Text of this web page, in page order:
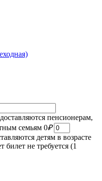
пенсионерам,
семьям 0₽
детям в возрасте
билет не требуется (1